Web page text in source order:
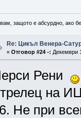
защото е абсурдно, ако
Re: Цикъл Венера-
« Отговор #24 -: Декември
Рени
на
Не при